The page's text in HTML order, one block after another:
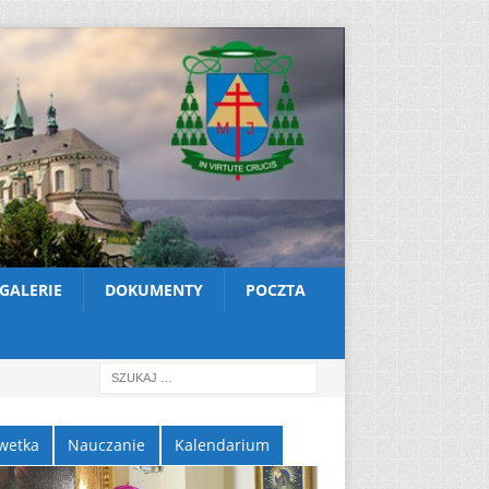
GALERIE DOKUMENTY POCZTA
Nauczanie Kalendarium